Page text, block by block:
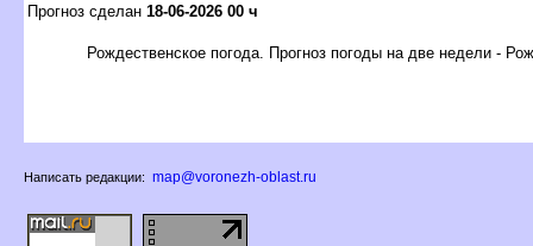
Прогноз сделан 18-06-2026 00 ч
Рождественское погода. Прогноз погоды на две недели -
Написать редакции: map@voronezh-oblast.ru